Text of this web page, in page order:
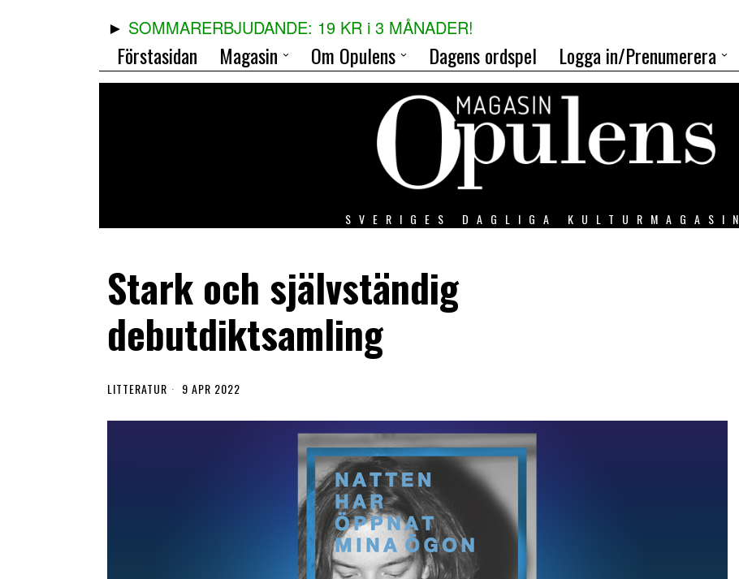
SOMMARERBJUDANDE: 19 KR i 3 MÅNADER!
Förstasidan Magasin Om Opulens Dagens ordspel Logga in/Prenumerera
SVERIGES DAGLIGA KULTURMAGASIN
Stark och självständig
debutdiktsamling
LITTERATUR 9 APR 2022